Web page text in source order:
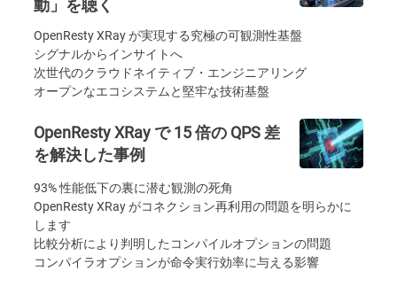
動」を聴く
OpenResty XRay が実現する究極の可観測性基盤
シグナルからインサイトへ
次世代のクラウドネイティブ・エンジニアリング
オープンなエコシステムと堅牢な技術基盤
OpenResty XRay で 15 倍の QPS 差
を解決した事例
93% 性能低下の裏に潜む観測の死角
OpenResty XRay がコネクション再利用の問題を明らかに
します
比較分析により判明したコンパイルオプションの問題
コンパイラオプションが命令実行効率に与える影響